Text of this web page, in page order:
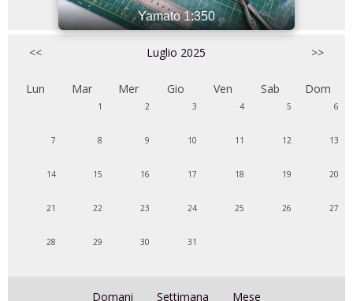
Yamato 1:350
<< Luglio 2025 >>
Lun Mar Mer Gio Ven Sab Dom
1 2 3 4 5 6
7 8 9 10 11 12 13
14 15 16 17 18 19 20
21 22 23 24 25 26 27
28 29 30 31
Domani Settimana Mese